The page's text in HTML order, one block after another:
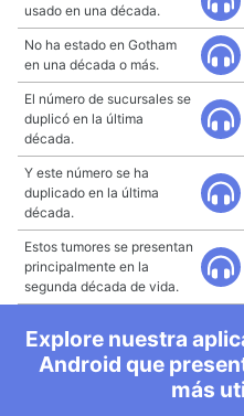
usado en una década.
No ha estado en Gotham
en una década o más.
El número de sucursales se
duplicó en la última
década.
Y este número se ha
duplicado en la última
década.
Estos tumores se presentan
principalmente en la
segunda década de vida.
Explore nuestra
Android que
más